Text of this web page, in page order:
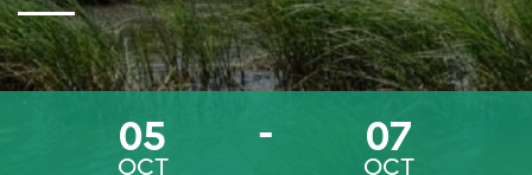
05
OCT
07
OCT